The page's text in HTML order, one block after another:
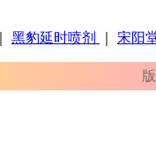
黑豹延时喷剂 宋阳